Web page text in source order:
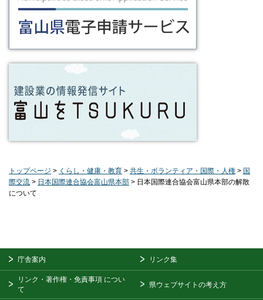
トップページ > くらし・健康・教育 > 共生・ボランティア・国際・人権 > 国
際交流 > 日本国際連合協会富山県本部 > 日本国際連合協会富山県本部の解散
について
庁舎案内 リンク集
リンク・著作権・免責事項 につい
て
県ウェブサイトの考え方